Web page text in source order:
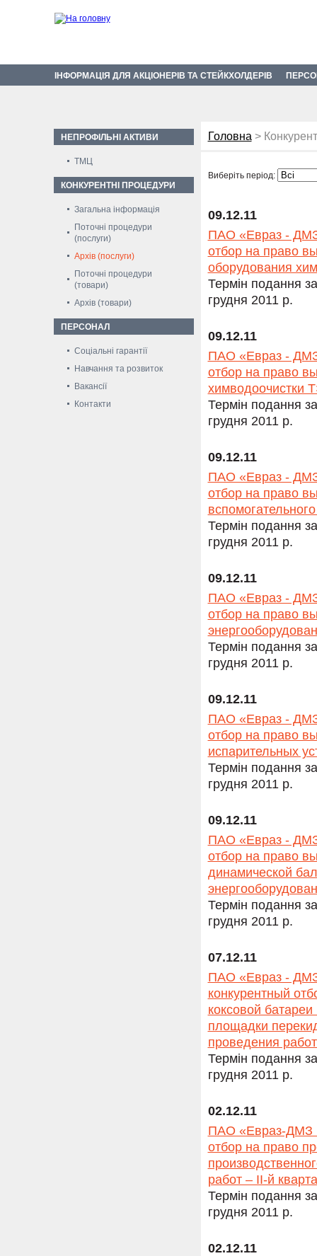
ІНФОРМАЦІЯ ДЛЯ АКЦІОНЕРІВ ТА СТЕЙКХОЛДЕРІВ
НЕПРОФІЛЬНІ АКТИВИ
ТМЦ
КОНКУРЕНТНІ ПРОЦЕДУРИ
Загальна інформація
Поточні процедури
(послуги)
Архів (послуги)
Поточні процедури
(товари)
Архів (товари)
ПЕРСОНАЛ
Соціальні гарантії
Навчання та розвиток
Вакансії
Контакти
Головна >
Виберіть період:
09.12.11
ПАО «Евраз - ДМЗ
отбор на право
оборудования
Термін подання
грудня 2011 р.
09.12.11
ПАО «Евраз - ДМЗ
отбор на право
химводоочистки
Термін подання
грудня 2011 р.
09.12.11
ПАО «Евраз - ДМЗ
отбор на право
Термін подання
грудня 2011 р.
09.12.11
ПАО «Евраз - ДМЗ
отбор на право
Термін подання
грудня 2011 р.
09.12.11
ПАО «Евраз - ДМЗ
отбор на право
испарительных
Термін подання
грудня 2011 р.
09.12.11
ПАО «Евраз - ДМЗ
отбор на право
динамической
Термін подання
грудня 2011 р.
07.12.11
ПАО «Евраз - ДМЗ
конкурентный
коксовой
площадки
проведения
Термін подання
грудня 2011 р.
02.12.11
ПАО «Евраз-ДМЗ
отбор на право
работ – II-й
Термін подання
грудня 2011 р.
02.12.11